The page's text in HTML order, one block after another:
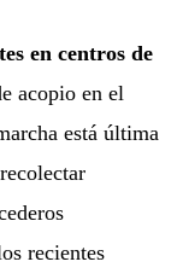
en centros de
acopio en el
está última
recientes